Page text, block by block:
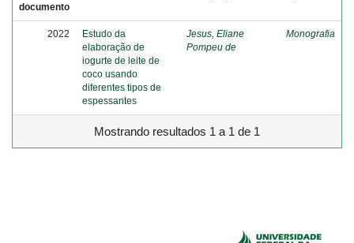
documento
2022
Estudo da
elaboração de
iogurte de leite de
coco usando
diferentes tipos de
espessantes
Jesus, Eliane
Pompeu de
Monografia
Mostrando resultados 1 a 1 de 1